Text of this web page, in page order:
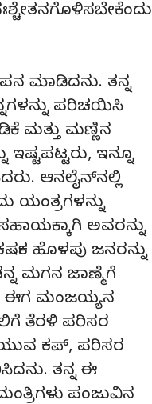
ಮಾಡಿದನು. ತನ್ನ
ಪರಿಚಯಿಸಿ
ಮತ್ತು ಮಣ್ಣಿನ
ಇನ್ನೂ
ಆನಲೈನ್‍ನಲ್ಲಿ
ಯಂತ್ರಗಳನ್ನು
ಅವರನ್ನು
ಹೊಳಪು ಜನರನ್ನು
ಮಗನ ಜಾಣ್ಮೆಗೆ
ಈಗ ಮಂಜಯ್ಯನ
ತೆರಳಿ ಪರಿಸರ
ಕಪ್, ಪರಿಸರ
ತನ್ನ ಈ
ಪಂಜುವಿನ